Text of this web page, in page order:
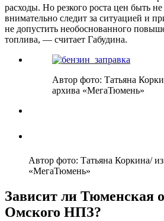
расходы. Но резкого роста цен быть
внимательно следит за ситуацией и
не допустить необоснованного
топлива, — считает Габудина.
Автор фото: Татьяна
архива «МегаТюмень»
Автор фото: Татьяна Коркина/
«МегаТюмень»
Зависит ли Тюменская
Омского НПЗ?